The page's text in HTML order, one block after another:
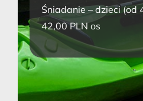
Śniadanie – dzieci (od
42,00 PLN os